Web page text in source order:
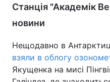
Станція "Академік
новини
Нещодавно в
взяли в облогу
Якущенка на мисі